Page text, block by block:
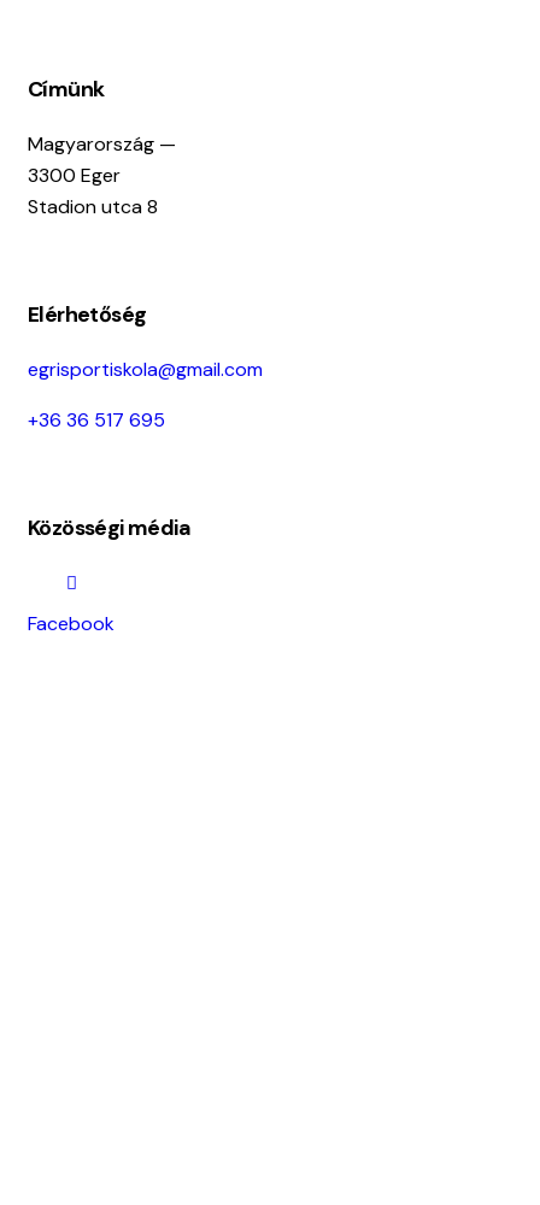
Címünk
Magyarország —
3300 Eger
Stadion utca 8
Elérhetőség
egrisportiskola@gmail.com
+36 36 517 695
Közösségi média
Facebook